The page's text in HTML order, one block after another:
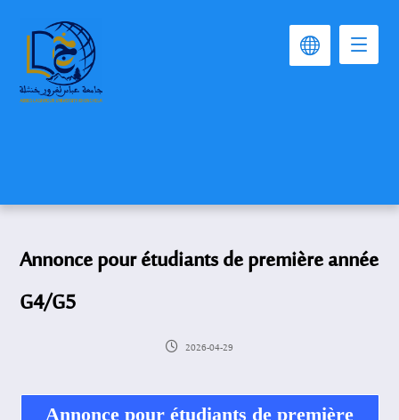
Annonce pour étudiants de première année
G4/G5
2026-04-29
Annonce pour étudiants de première